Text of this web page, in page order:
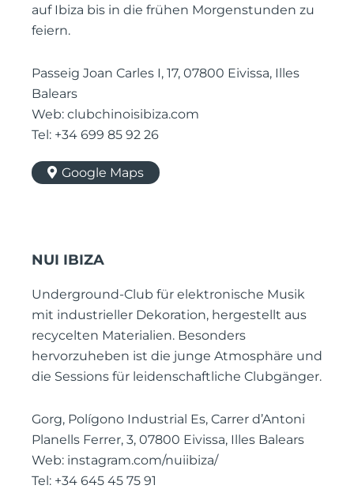
auf Ibiza bis in die frühen Morgenstunden zu
feiern.
Passeig Joan Carles I, 17, 07800 Eivissa, Illes
Balears
Web: clubchinoisibiza.com
Tel: +34 699 85 92 26
Google Maps
NUI IBIZA
Underground-Club für elektronische Musik
mit industrieller Dekoration, hergestellt aus
recycelten Materialien. Besonders
hervorzuheben ist die junge Atmosphäre und
die Sessions für leidenschaftliche Clubgänger.
Gorg, Polígono Industrial Es, Carrer d’Antoni
Planells Ferrer, 3, 07800 Eivissa, Illes Balears
Web: instagram.com/nuiibiza/
Tel: +34 645 45 75 91